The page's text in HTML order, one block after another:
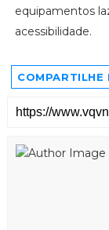
equipamentos
acessibilidade.